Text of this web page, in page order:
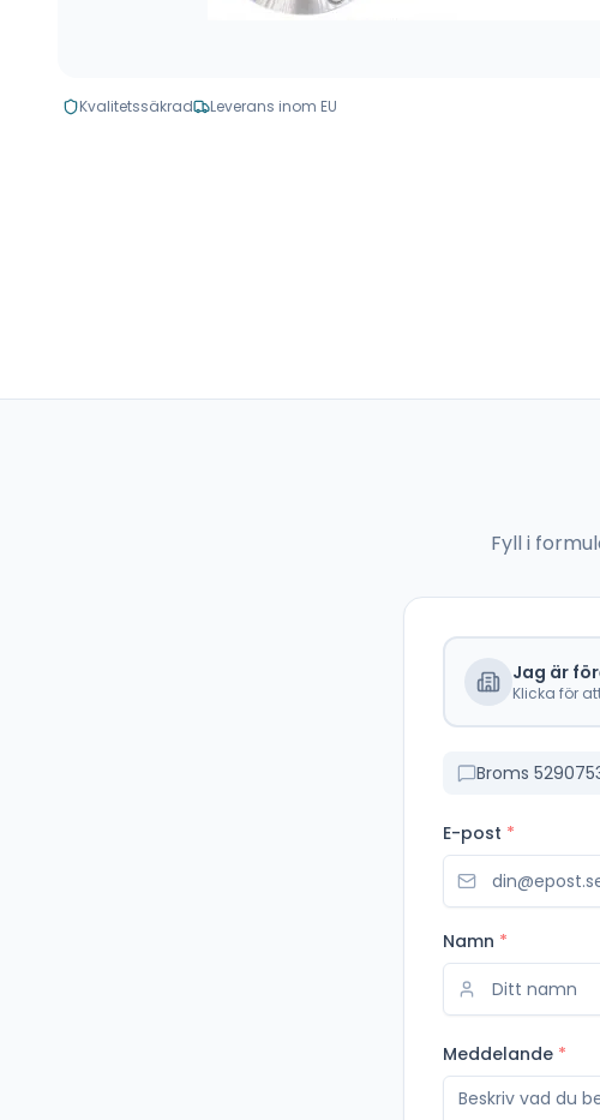
Kvalitetssäkrad Leverans inom EU
Fyll i
Jag är
Klicka för
Broms
E-post *
Namn *
Meddelande *